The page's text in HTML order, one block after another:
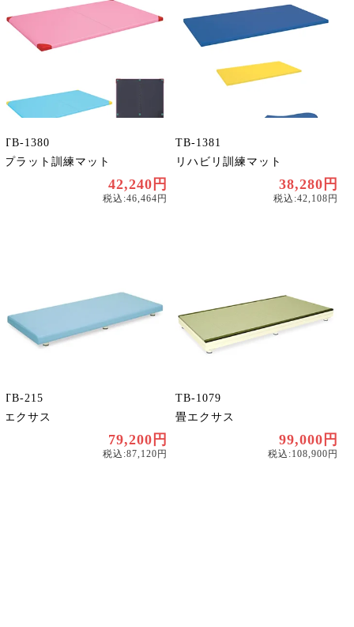
TB-1380
プラット訓練マット
42,240円
税込:46,464円
TB-1381
リハビリ訓練マット
38,280円
税込:42,108円
TB-215
エクサス
79,200円
税込:87,120円
TB-1079
畳エクサス
99,000円
税込:108,900円